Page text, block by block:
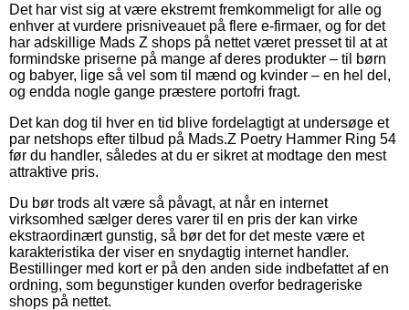
Det har vist sig at være ekstremt fremkommeligt for alle og
enhver at vurdere prisniveauet på flere e-firmaer, og for det
har adskillige Mads Z shops på nettet været presset til at at
formindske priserne på mange af deres produkter – til børn
og babyer, lige så vel som til mænd og kvinder – en hel del,
og endda nogle gange præstere portofri fragt.
Det kan dog til hver en tid blive fordelagtigt at undersøge et
par netshops efter tilbud på Mads.Z Poetry Hammer Ring 54
før du handler, således at du er sikret at modtage den mest
attraktive pris.
Du bør trods alt være så påvagt, at når en internet
virksomhed sælger deres varer til en pris der kan virke
ekstraordinært gunstig, så bør det for det meste være et
karakteristika der viser en snydagtig internet handler.
Bestillinger med kort er på den anden side indbefattet af en
ordning, som begunstiger kunden overfor bedrageriske
shops på nettet.